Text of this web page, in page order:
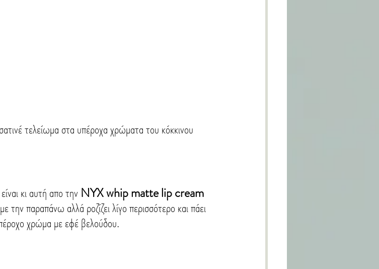
τελείωμα στα υπέροχα χρώματα του κόκκινου
κι αυτή απο την NYX whip matte lip cream
την παραπάνω αλλά ροζίζει λίγο περισσότερο και πάει
χρώμα με εφέ βελούδου.